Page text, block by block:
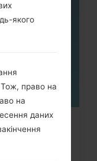
якого
Тож, право на
на
даних